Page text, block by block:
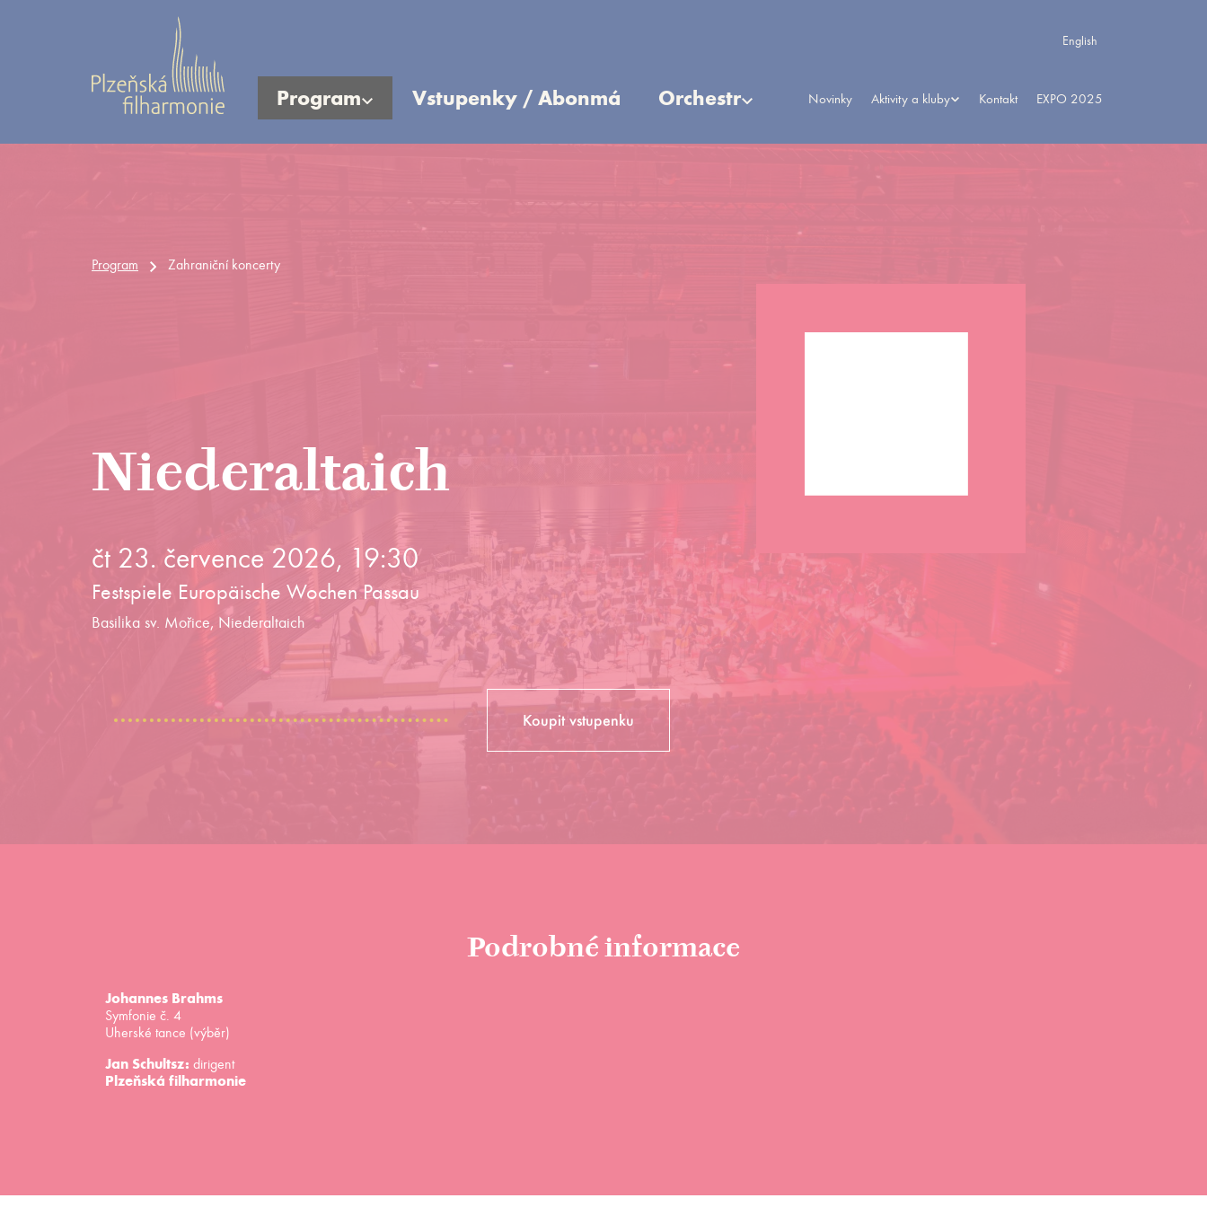
Program Vstupenky / Abonmá Orchestr
English
Novinky Aktivity a kluby Kontakt EXPO 2025
Program Zahraniční koncerty
Niederaltaich
čt 23. července 2026, 19:30
Festspiele Europäische Wochen Passau
Basilika sv. Mořice, Niederaltaich
Koupit vstupenku
Podrobné informace
Johannes Brahms
Symfonie č. 4
Uherské tance (výběr)
Jan Schultsz: dirigent
Plzeňská filharmonie